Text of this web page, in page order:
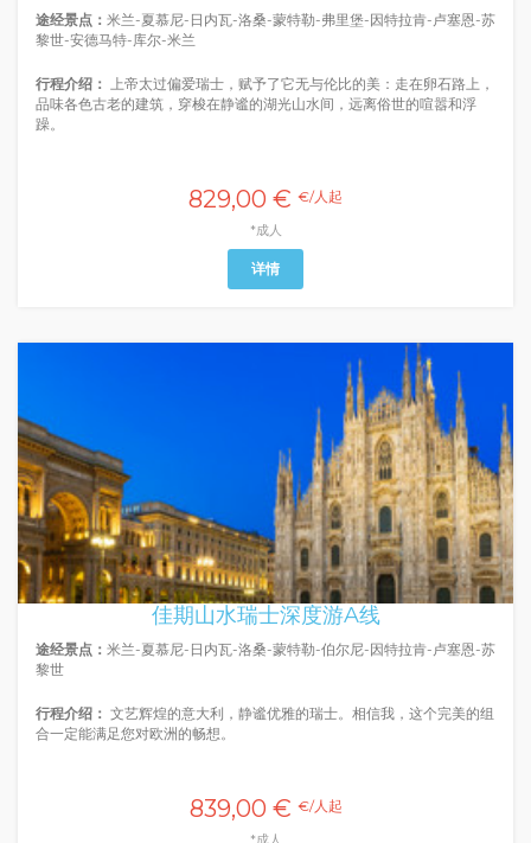
途经景点： 米兰-夏慕尼-日内瓦-洛桑-蒙特勒-弗里堡-因特拉肯-卢塞恩-苏
黎世-安德马特-库尔-米兰
行程介绍： 上帝太过偏爱瑞士，赋予了它无与伦比的美：走在卵石路上，
品味各色古老的建筑，穿梭在静谧的湖光山水间，远离俗世的喧嚣和浮
躁。
829,00 € €/人起
*成人
详情
佳期山水瑞士深度游A线
途经景点： 米兰-夏慕尼-日内瓦-洛桑-蒙特勒-伯尔尼-因特拉肯-卢塞恩-苏
黎世
行程介绍： 文艺辉煌的意大利，静谧优雅的瑞士。相信我，这个完美的组
合一定能满足您对欧洲的畅想。
839,00 € €/人起
*成人